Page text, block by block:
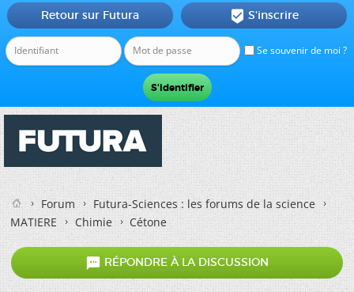
Se souvenir de moi ?
Retour sur Futura  S'inscrire
Forum
Futura-Sciences : les forums de la science
MATIERE
Chimie Cétone
 RÉPONDRE À LA DISCUSSION